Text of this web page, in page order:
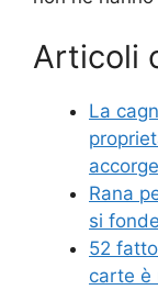
Articoli
La
Rana
si
52
carte è